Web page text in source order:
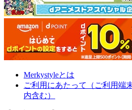
Merkystyleとは
ご利用にあたって（ご利用端
内含む）